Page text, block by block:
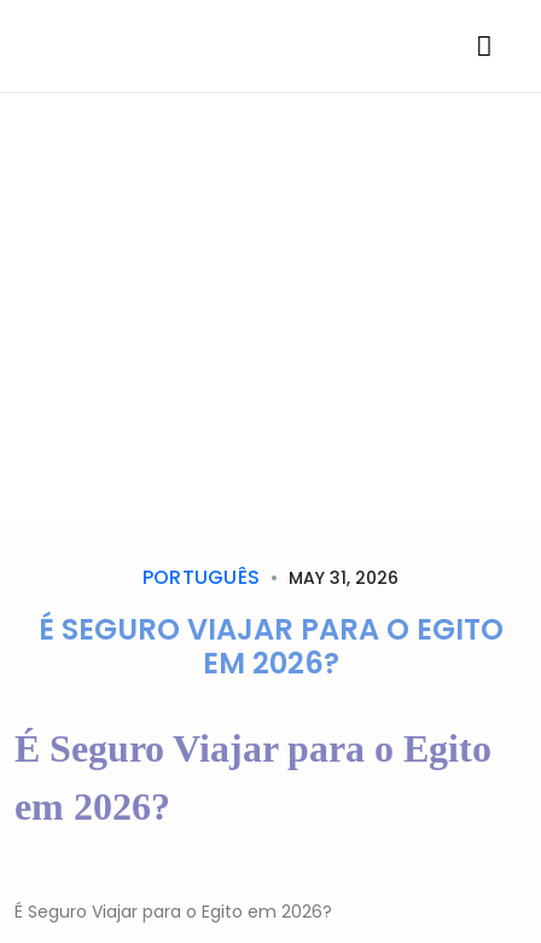
PORTUGUÊS MAY 31, 2026
É SEGURO VIAJAR PARA O EGITO
EM 2026?
É Seguro Viajar para o Egito
em 2026?
É Seguro Viajar para o Egito em 2026?